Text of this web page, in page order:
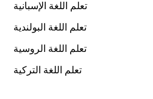
تعلم اللغة الإسبانية
تعلم اللغة البولندية
تعلم اللغة الروسية
تعلم اللغة التركية